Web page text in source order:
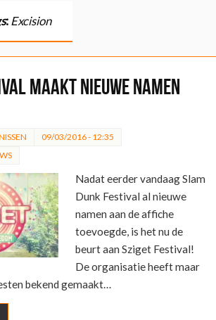
:Excision
maakt nieuwe namen
09/03/2016 - 12:35
Nadat eerder vandaag Slam
Dunk Festival al nieuwe
namen aan de affiche
toevoegde, is het nu de
beurt aan Sziget Festival!
De organisatie heeft maar
bekend gemaakt…